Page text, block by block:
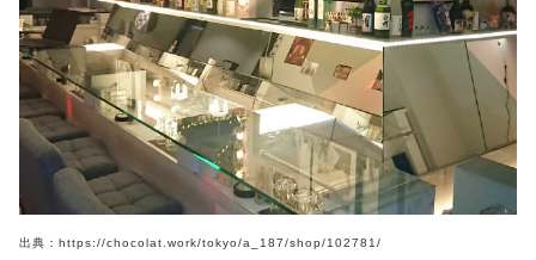
出典：https://chocolat.work/tokyo/a_187/shop/102781/